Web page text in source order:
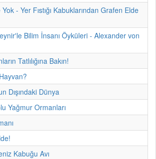
- Yer Fıstığı Kabuklarından Grafen Elde
Bilim İnsanı Öyküleri - Alexander von
Tatlılığına Bakın!
Dışındaki Dünya
Yağmur Ormanları
Kabuğu Avı